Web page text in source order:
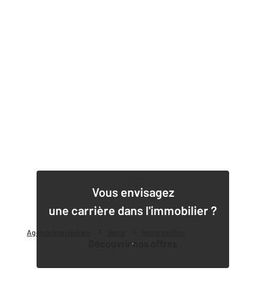
Agence immobilière
Vous envisagez
une carrière dans l'immobilier ?
Découvrir nos offres
1